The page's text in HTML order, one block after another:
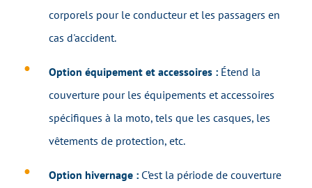
corporels pour le conducteur et les passagers en
cas d'accident.
Option équipement et accessoires : Étend la
couverture pour les équipements et accessoires
spécifiques à la moto, tels que les casques, les
vêtements de protection, etc.
Option hivernage : C’est la période de couverture